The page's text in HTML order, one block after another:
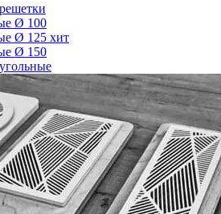
Ø 100
Ø 125 хит
Ø 150